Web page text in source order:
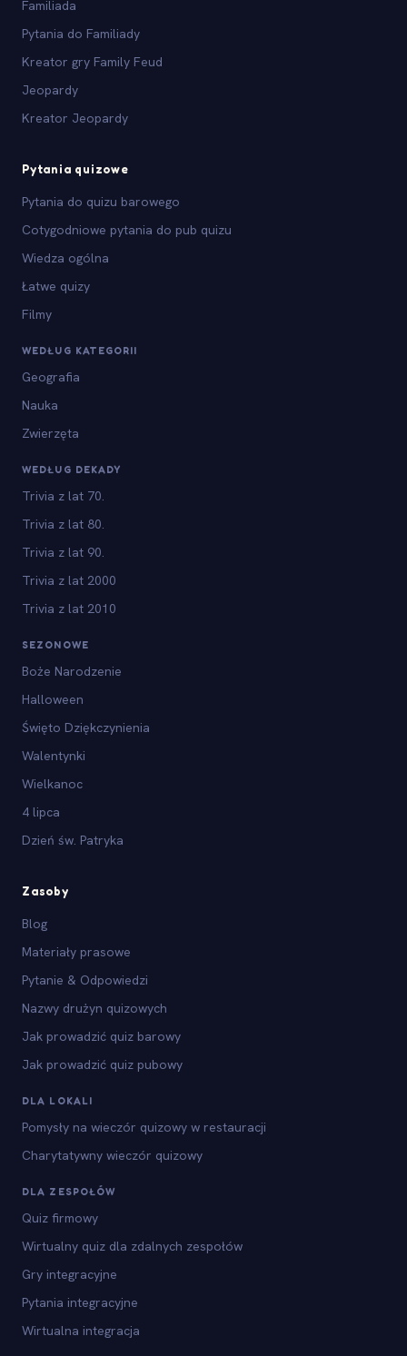
Familiada
Pytania do Familiady
Kreator gry Family Feud
Jeopardy
Kreator Jeopardy
Pytania quizowe
Pytania do quizu barowego
Cotygodniowe pytania do pub quizu
Wiedza ogólna
Łatwe quizy
Filmy
WEDŁUG KATEGORII
Geografia
Nauka
Zwierzęta
WEDŁUG DEKADY
Trivia z lat 70.
Trivia z lat 80.
Trivia z lat 90.
Trivia z lat 2000
Trivia z lat 2010
SEZONOWE
Boże Narodzenie
Halloween
Święto Dziękczynienia
Walentynki
Wielkanoc
4 lipca
Dzień św. Patryka
Zasoby
Blog
Materiały prasowe
Pytanie & Odpowiedzi
Nazwy drużyn quizowych
Jak prowadzić quiz barowy
Jak prowadzić quiz pubowy
DLA LOKALI
Pomysły na wieczór quizowy w restauracji
Charytatywny wieczór quizowy
DLA ZESPOŁÓW
Quiz firmowy
Wirtualny quiz dla zdalnych zespołów
Gry integracyjne
Pytania integracyjne
Wirtualna integracja